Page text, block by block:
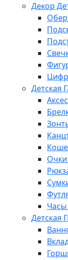
Декор
Детская
Очки
Часы
Детская